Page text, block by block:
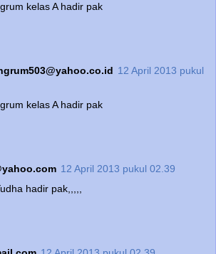
kelas A hadir pak
12 April 2013 pukul
kelas A hadir pak
12 April 2013 pukul 02.39
hadir pak,,,,,